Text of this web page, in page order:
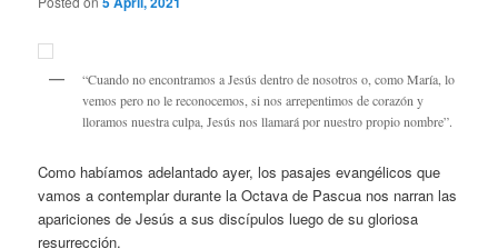
“Cuando no encontramos a Jesús dentro de nosotros o, como María, lo
vemos pero no le reconocemos, si nos arrepentimos de corazón y
lloramos nuestra culpa, Jesús nos llamará por nuestro propio nombre”.
Como habíamos adelantado ayer, los pasajes evangélicos que
vamos a contemplar durante la Octava de Pascua nos narran las
apariciones de Jesús a sus discípulos luego de su gloriosa
resurrección.